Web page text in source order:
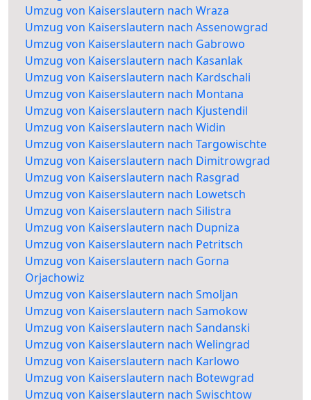
Umzug von Kaiserslautern nach Wraza
Umzug von Kaiserslautern nach Assenowgrad
Umzug von Kaiserslautern nach Gabrowo
Umzug von Kaiserslautern nach Kasanlak
Umzug von Kaiserslautern nach Kardschali
Umzug von Kaiserslautern nach Montana
Umzug von Kaiserslautern nach Kjustendil
Umzug von Kaiserslautern nach Widin
Umzug von Kaiserslautern nach Targowischte
Umzug von Kaiserslautern nach Dimitrowgrad
Umzug von Kaiserslautern nach Rasgrad
Umzug von Kaiserslautern nach Lowetsch
Umzug von Kaiserslautern nach Silistra
Umzug von Kaiserslautern nach Dupniza
Umzug von Kaiserslautern nach Petritsch
Umzug von Kaiserslautern nach Gorna
Orjachowiz
Umzug von Kaiserslautern nach Smoljan
Umzug von Kaiserslautern nach Samokow
Umzug von Kaiserslautern nach Sandanski
Umzug von Kaiserslautern nach Welingrad
Umzug von Kaiserslautern nach Karlowo
Umzug von Kaiserslautern nach Botewgrad
Umzug von Kaiserslautern nach Swischtow